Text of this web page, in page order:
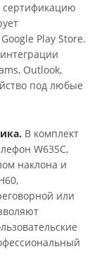
Play Store.
Outlook,
под любые
В комплект
W635C,
наклона и
или